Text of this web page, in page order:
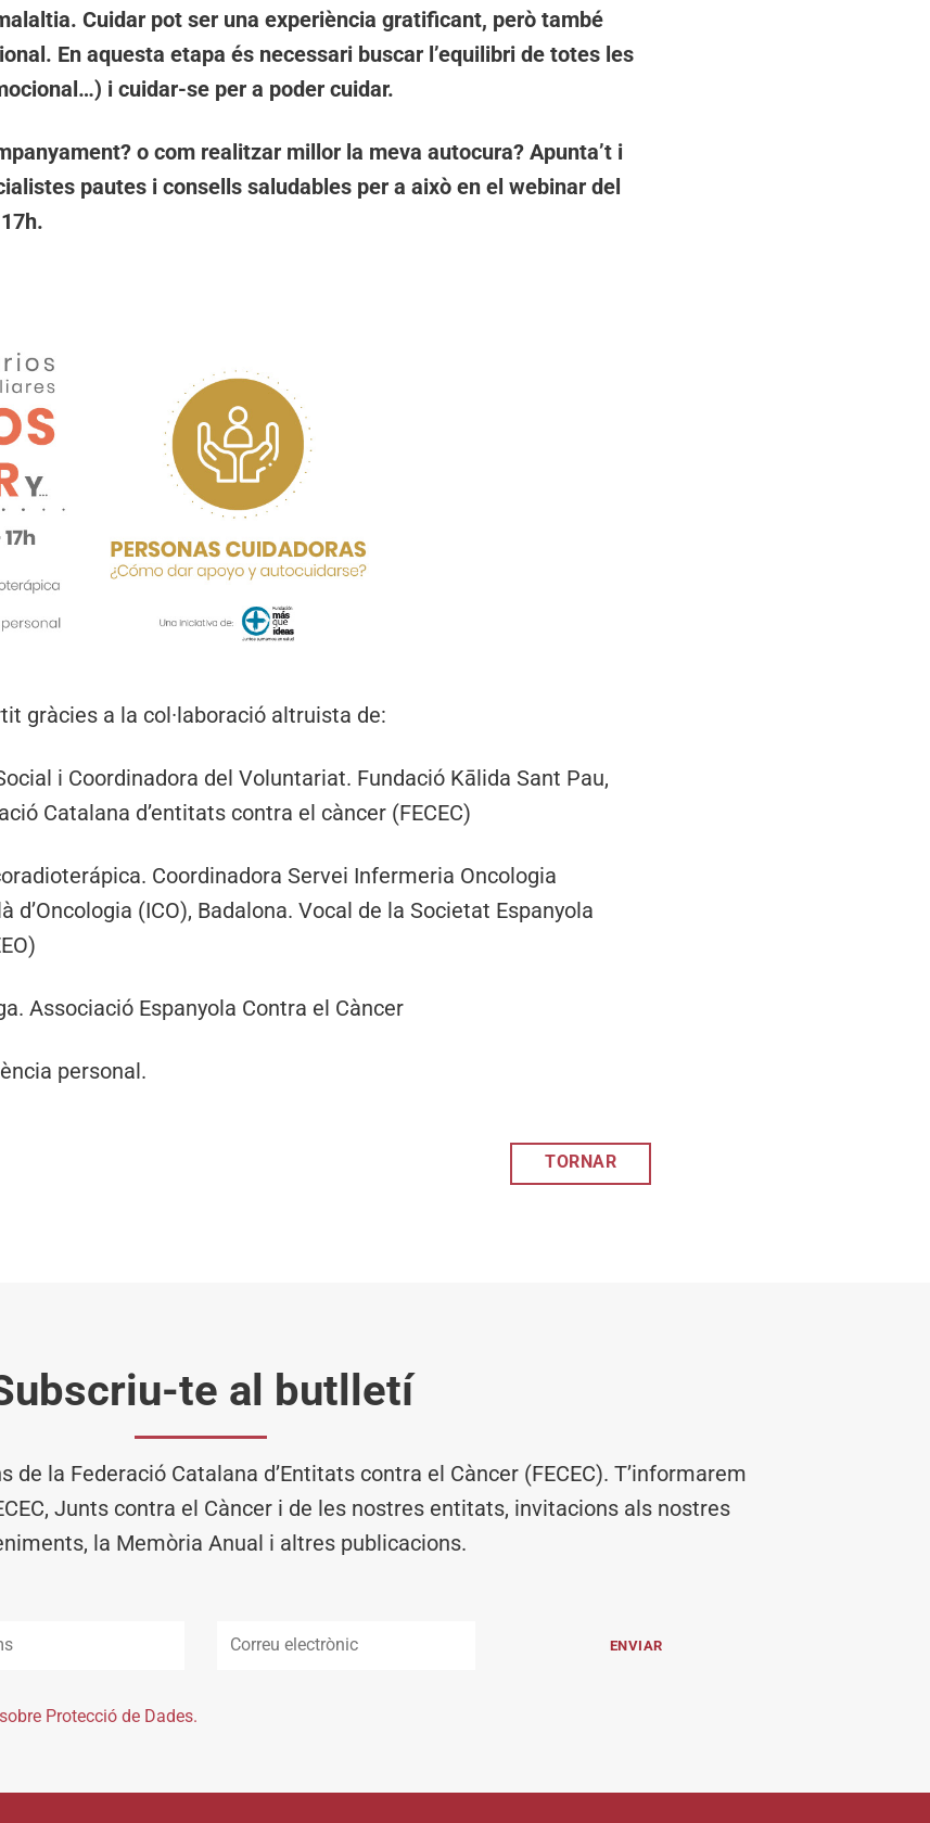
Cuidar pot ser una experiència gratificant, però també
En aquesta etapa és necessari buscar l’equilibri de totes les
i cuidar-se per a poder cuidar.
o com realitzar millor la meva autocura? Apunta’t i
pautes i consells saludables per a això en el webinar del
gràcies a la col·laboració altruista de:
i Coordinadora del Voluntariat. Fundació Kālida Sant Pau,
Catalana d’entitats contra el càncer (FECEC)
Coordinadora Servei Infermeria Oncologia
d’Oncologia (ICO), Badalona. Vocal de la Societat Espanyola
Associació Espanyola Contra el Càncer
personal.
TORNAR
te al butlletí
de la Federació Catalana d’Entitats contra el Càncer (FECEC). T’informarem
Junts contra el Càncer i de les nostres entitats, invitacions als nostres
la Memòria Anual i altres publicacions.
Protecció de Dades.